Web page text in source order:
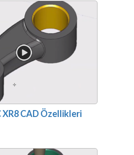
XR8 CAD Özellikleri